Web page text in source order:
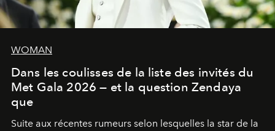
WOMAN
Dans les coulisses de la liste des invités du
Met Gala 2026 — et la question Zendaya
que
Suite aux récentes rumeurs selon lesquelles la star de la